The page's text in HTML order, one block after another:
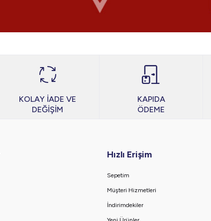
KOLAY İADE VE
DEĞİŞİM
KAPIDA
ÖDEME
Hızlı Erişim
Sepetim
Müşteri Hizmetleri
İndirimdekiler